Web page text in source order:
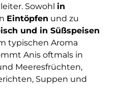
Sowohl in
Eintöpfen und zu
und in Süßspeisen
typischen Aroma
Anis oftmals in
Meeresfrüchten,
Suppen und